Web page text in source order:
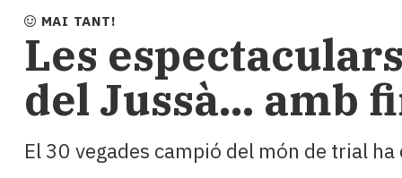
i
Cultura
Esports
Mai
tant!
i
MAI TANT!
Les
del Jussà... amb
El 30 vegades campió del món de trial